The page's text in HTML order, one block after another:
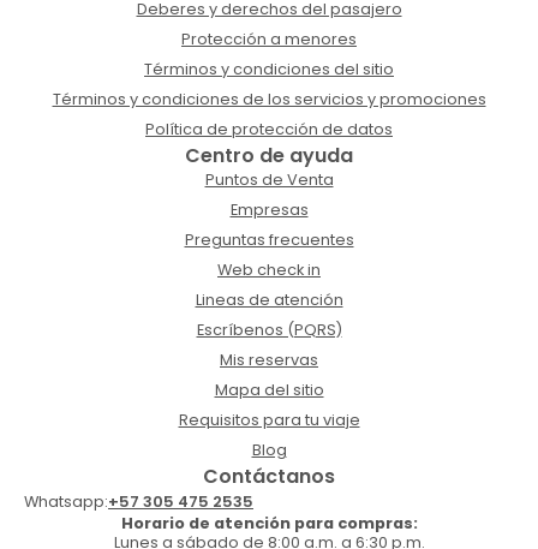
Deberes y derechos del pasajero
Protección a menores
Términos y condiciones del sitio
Términos y condiciones de los servicios y promociones
Política de protección de datos
Centro de ayuda
Puntos de Venta
Empresas
Preguntas frecuentes
Web check in
Lineas de atención
Escríbenos (PQRS)
Mis reservas
Mapa del sitio
Requisitos para tu viaje
Blog
Contáctanos
Whatsapp:+57 305 475 2535
Horario de atención para compras:
Lunes a sábado de 8:00 a.m. a 6:30 p.m.